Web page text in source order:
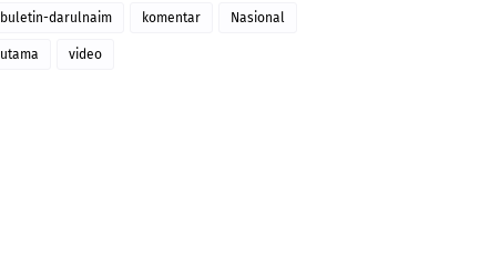
buletin-darulnaim komentar Nasional
utama video